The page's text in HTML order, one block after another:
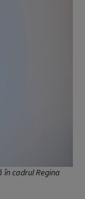
în cadrul Regina